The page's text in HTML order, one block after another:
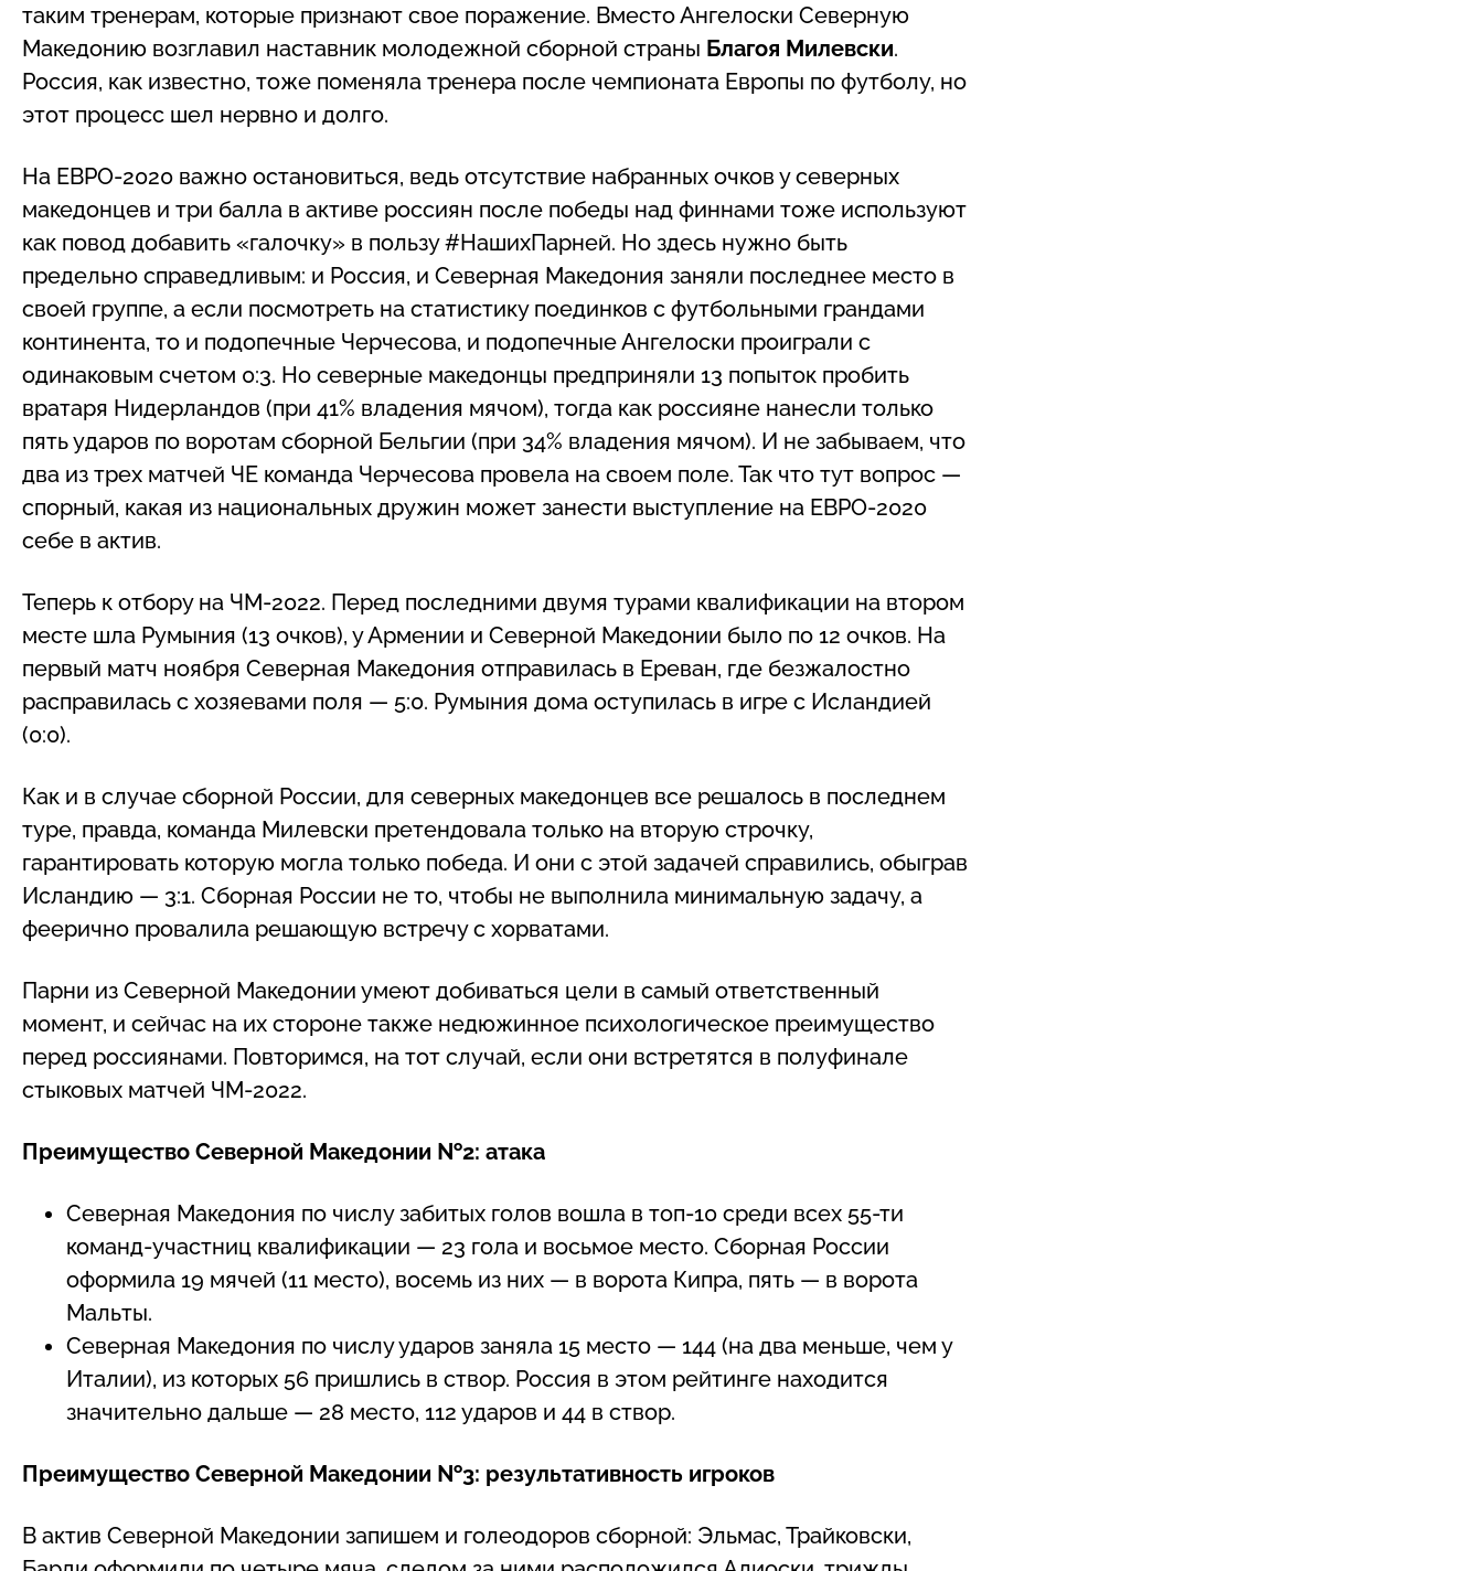
таким тренерам, которые признают свое поражение. Вместо Ангелоски Северную
Македонию возглавил наставник молодежной сборной страны Благоя Милевски.
Россия, как известно, тоже поменяла тренера после чемпионата Европы по футболу, но
этот процесс шел нервно и долго.
На ЕВРО-2020 важно остановиться, ведь отсутствие набранных очков у северных
македонцев и три балла в активе россиян после победы над финнами тоже используют
как повод добавить «галочку» в пользу #НашихПарней. Но здесь нужно быть
предельно справедливым: и Россия, и Северная Македония заняли последнее место в
своей группе, а если посмотреть на статистику поединков с футбольными грандами
континента, то и подопечные Черчесова, и подопечные Ангелоски проиграли с
одинаковым счетом 0:3. Но северные македонцы предприняли 13 попыток пробить
вратаря Нидерландов (при 41% владения мячом), тогда как россияне нанесли только
пять ударов по воротам сборной Бельгии (при 34% владения мячом). И не забываем, что
два из трех матчей ЧЕ команда Черчесова провела на своем поле. Так что тут вопрос —
спорный, какая из национальных дружин может занести выступление на ЕВРО-2020
себе в актив.
Теперь к отбору на ЧМ-2022. Перед последними двумя турами квалификации на втором
месте шла Румыния (13 очков), у Армении и Северной Македонии было по 12 очков. На
первый матч ноября Северная Македония отправилась в Ереван, где безжалостно
расправилась с хозяевами поля — 5:0. Румыния дома оступилась в игре с Исландией
(0:0).
Как и в случае сборной России, для северных македонцев все решалось в последнем
туре, правда, команда Милевски претендовала только на вторую строчку,
гарантировать которую могла только победа. И они с этой задачей справились, обыграв
Исландию — 3:1. Сборная России не то, чтобы не выполнила минимальную задачу, а
феерично провалила решающую встречу с хорватами.
Парни из Северной Македонии умеют добиваться цели в самый ответственный
момент, и сейчас на их стороне также недюжинное психологическое преимущество
перед россиянами. Повторимся, на тот случай, если они встретятся в полуфинале
стыковых матчей ЧМ-2022.
Преимущество Северной Македонии №2: атака
Северная Македония по числу забитых голов вошла в топ-10 среди всех 55-ти
команд-участниц квалификации — 23 гола и восьмое место. Сборная России
оформила 19 мячей (11 место), восемь из них — в ворота Кипра, пять — в ворота
Мальты.
Северная Македония по числу ударов заняла 15 место — 144 (на два меньше, чем у
Италии), из которых 56 пришлись в створ. Россия в этом рейтинге находится
значительно дальше — 28 место, 112 ударов и 44 в створ.
Преимущество Северной Македонии №3: результативность игроков
В актив Северной Македонии запишем и голеодоров сборной: Эльмас, Трайковски,